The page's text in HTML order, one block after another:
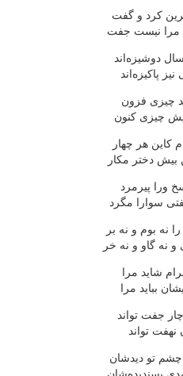
کرد و گفت
مرا نیست جفت
دوشیزه‌اند
پاکیزه‌اند
چیزی فزون
چیزی کنون
کاین هر چهار
بیش دختر مکار
ورا پیرمرد
سوارا مگرد
نه بوم و نه بر
نه گاو و نه خر
شاید مرا
بباید مرا
جفت تواند
نهفت تواند
تو دیدشان